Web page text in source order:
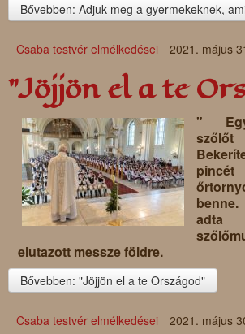
Bővebben: Adjuk meg a gyermekeknek,
Csaba testvér elmélkedései 2021. május
"Jöjjön el a te
"
elutazott messze földre.
Bővebben: "Jöjjön el a te Országod"
Csaba testvér elmélkedései 2021. május